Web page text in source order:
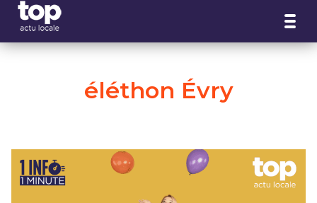
éléthon Évry
Panneau de gestion des cookies